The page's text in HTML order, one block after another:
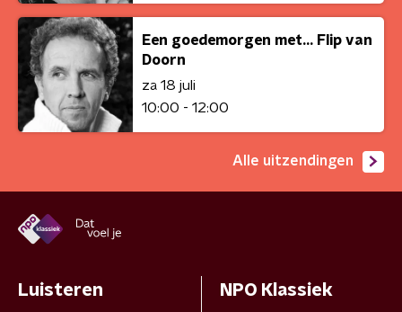
Een goedemorgen met... Flip van
Doorn
za 18 juli
10:00 - 12:00
Alle uitzendingen
Luisteren NPO Klassiek